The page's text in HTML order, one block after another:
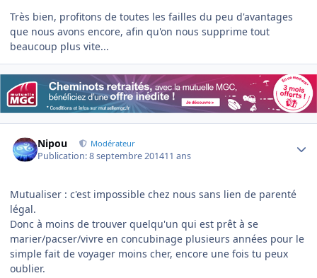
Très bien, profitons de toutes les failles du peu d'avantages
que nous avons encore, afin qu'on nous supprime tout
beaucoup plus vite...
Nipou Modérateur
Publication:8 septembre 201411 ans
Mutualiser : c'est impossible chez nous sans lien de parenté
légal.
Donc à moins de trouver quelqu'un qui est prêt à se
marier/pacser/vivre en concubinage plusieurs années pour le
simple fait de voyager moins cher, encore une fois tu peux
oublier.